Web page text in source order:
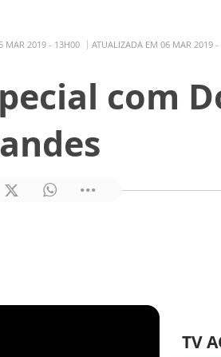
MAR 2019 - 13H00 ATUALIZADA EM 06 MAR 2019
com
TV